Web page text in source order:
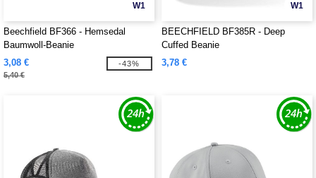
W1
Beechfield BF366 - Hemsedal
Baumwoll-Beanie
3,08 €
5,40 €
-43%
W1
BEECHFIELD BF385R - Deep
Cuffed Beanie
3,78 €